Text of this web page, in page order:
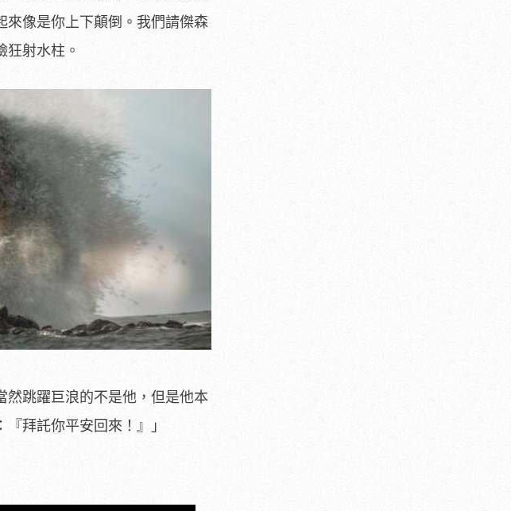
像是你上下顛倒。 我們請傑森
狂射水柱。
跳躍巨浪的不是他， 但是他本
『拜託你平安回來！』」